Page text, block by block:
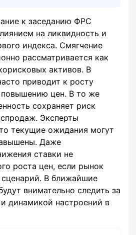
к заседанию ФРС
на ликвидность и
индекса. Смягчение
рассматривается как
активов. В
приводит к росту
цен. В то же
сохраняет риск
Эксперты
текущие ожидания могут
Даже
ставки не
роста цен, если рынок
В ближайшие
внимательно следить за
динамикой настроений в